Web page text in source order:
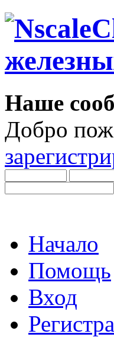
Наше
Добро
Начало
Помощь
Вход